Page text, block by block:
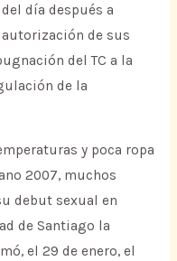
día después a
autorización de sus
del TC a la
de la
y poca ropa
2007, muchos
debut sexual en
de Santiago la
el 29 de enero, el